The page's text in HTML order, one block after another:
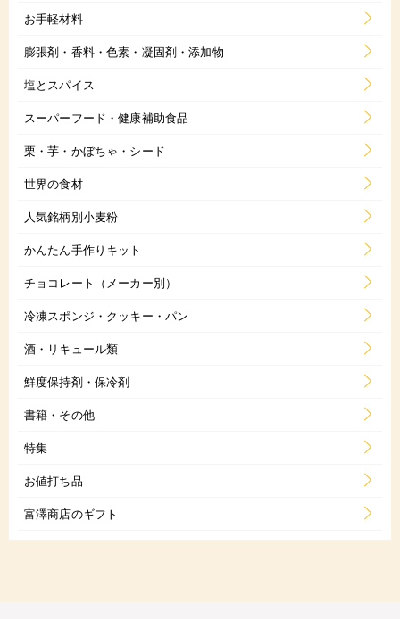
お手軽材料
膨張剤・香料・色素・凝固剤・添加物
塩とスパイス
スーパーフード・健康補助食品
栗・芋・かぼちゃ・シード
世界の食材
人気銘柄別小麦粉
かんたん手作りキット
チョコレート（メーカー別）
冷凍スポンジ・クッキー・パン
酒・リキュール類
鮮度保持剤・保冷剤
書籍・その他
特集
お値打ち品
富澤商店のギフト